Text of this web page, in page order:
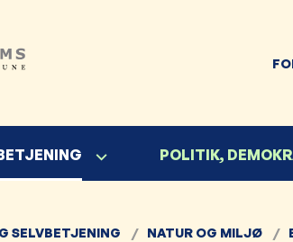
POLITIK,
SELVBETJENING NATUR OG MILJØ